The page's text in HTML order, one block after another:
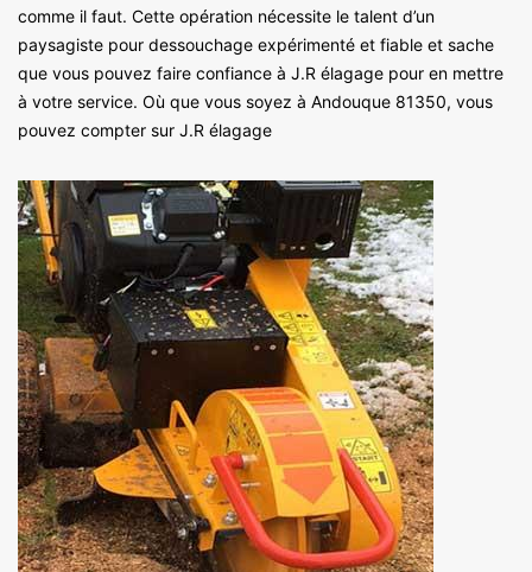
comme il faut. Cette opération nécessite le talent d’un
paysagiste pour dessouchage expérimenté et fiable et sache
que vous pouvez faire confiance à J.R élagage pour en mettre
à votre service. Où que vous soyez à Andouque 81350, vous
pouvez compter sur J.R élagage